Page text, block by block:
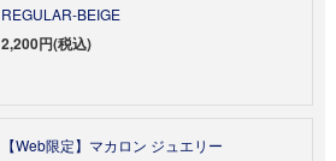
REGULAR-BEIGE
2,200円(税込)
【Web限定】マカロン ジュエリー